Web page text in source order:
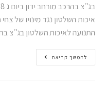
איכות השלטון נגד מינויו של
התנועה לאיכות השלטון בג"צ
להמשך קריאה